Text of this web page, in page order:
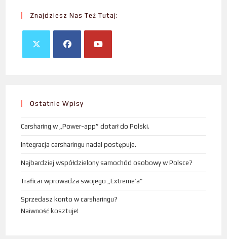
Znajdziesz Nas Też Tutaj:
Ostatnie Wpisy
Carsharing w „Power-app” dotarł do Polski.
Integracja carsharingu nadal postępuje.
Najbardziej współdzielony samochód osobowy w Polsce?
Traficar wprowadza swojego „Extreme’a”
Sprzedasz konto w carsharingu?
Naiwność kosztuje!